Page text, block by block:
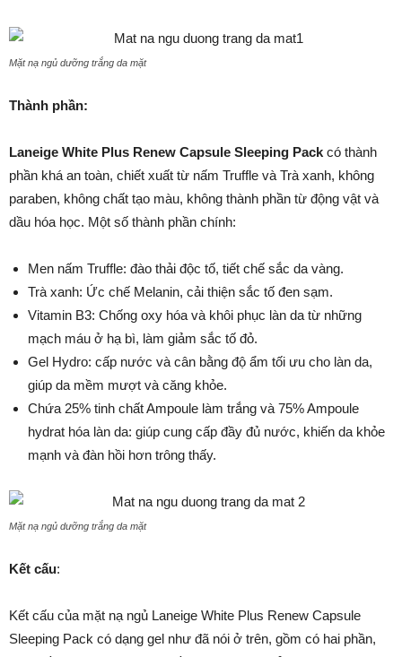
Mặt nạ ngủ dưỡng trắng da mặt
Thành phần:
Laneige White Plus Renew Capsule Sleeping Pack có thành
phần khá an toàn, chiết xuất từ nấm Truffle và Trà xanh, không
paraben, không chất tạo màu, không thành phần từ động vật và
dầu hóa học. Một số thành phần chính:
Men nấm Truffle: đào thải độc tố, tiết chế sắc da vàng.
Trà xanh: Ức chế Melanin, cải thiện sắc tố đen sạm.
Vitamin B3: Chống oxy hóa và khôi phục làn da từ những
mạch máu ở hạ bì, làm giảm sắc tố đỏ.
Gel Hydro: cấp nước và cân bằng độ ẩm tối ưu cho làn da,
giúp da mềm mượt và căng khỏe.
Chứa 25% tinh chất Ampoule làm trắng và 75% Ampoule
hydrat hóa làn da: giúp cung cấp đầy đủ nước, khiến da khỏe
mạnh và đàn hồi hơn trông thấy.
Mặt nạ ngủ dưỡng trắng da mặt
Kết cấu:
Kết cấu của mặt nạ ngủ Laneige White Plus Renew Capsule
Sleeping Pack có dạng gel như đã nói ở trên, gồm có hai phần,